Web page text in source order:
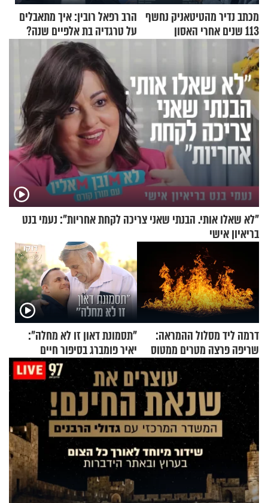
מכתב נדיר מהטיטאניק נחשף
113 שנים אחרי האסון
הרב רפאל רובין: איך מתאבלים
על טרגדיה בת אלפיים שנה?
"לא שאלו אותי. הבנתי שאני צריכה לקחת אחריות": נעמי בנט
בריאיון אישי
דרמה ליד מסלול ההמראה:
שריפה פרצה מטרים ממטוס
מלא בנוסעים
"תסמונת דאון זו לא מחלה":
יאיר פומברג בסיפור חיים
מעורר השראה